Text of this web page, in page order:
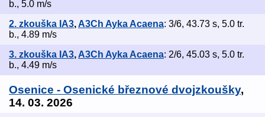
b., 5.0 m/s
2. zkouška IA3,A3Ch Ayka Acaena: 3/6, 43.73 s, 5.0 tr.
b., 4.89 m/s
3. zkouška IA3, A3Ch Ayka Acaena: 2/6, 45.03 s, 5.0 tr.
b., 4.49 m/s
Osenice - Osenické březnové dvojzkoušky,
14. 03. 2026